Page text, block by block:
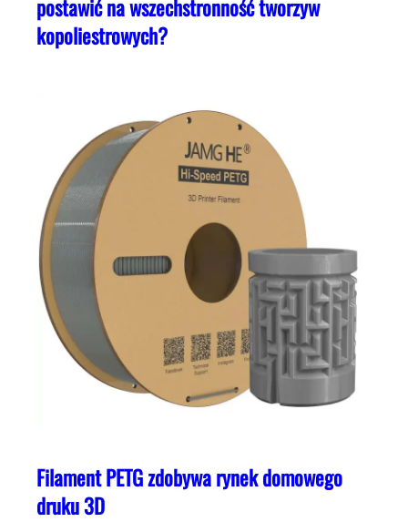
postawić na wszechstronność tworzyw
kopoliestrowych?
Filament PETG zdobywa rynek domowego
druku 3D